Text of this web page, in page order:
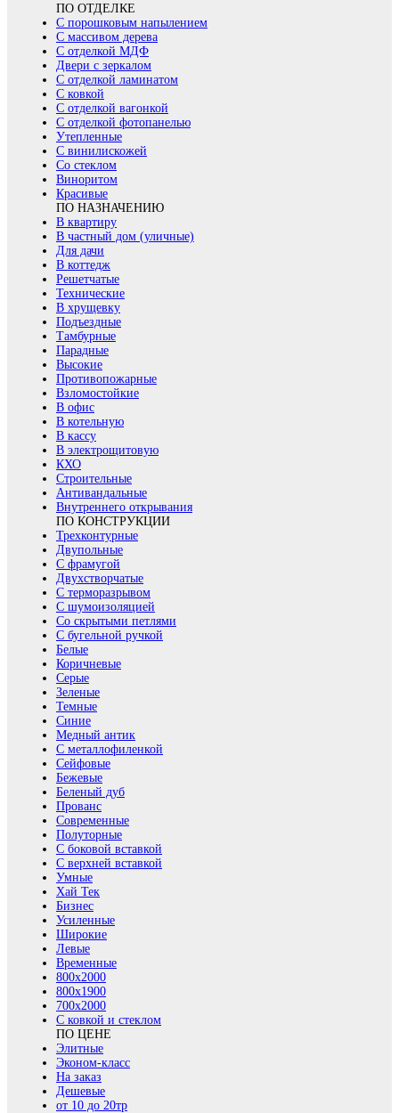
ПО ОТДЕЛКЕ
С порошковым напылением
С массивом дерева
С отделкой МДФ
Двери с зеркалом
С отделкой ламинатом
С ковкой
С отделкой вагонкой
С отделкой фотопанелью
Утепленные
С винилискожей
Со стеклом
Виноритом
Красивые
ПО НАЗНАЧЕНИЮ
В квартиру
В частный дом (уличные)
Для дачи
В коттедж
Решетчатые
Технические
В хрущевку
Подъездные
Тамбурные
Парадные
Высокие
Противопожарные
Взломостойкие
В офис
В котельную
В кассу
В электрощитовую
КХО
Строительные
Антивандальные
Внутреннего открывания
ПО КОНСТРУКЦИИ
Трехконтурные
Двупольные
С фрамугой
Двухстворчатые
С терморазрывом
С шумоизоляцией
Со скрытыми петлями
С бугельной ручкой
Белые
Коричневые
Серые
Зеленые
Темные
Синие
Медный антик
С металлофиленкой
Сейфовые
Бежевые
Беленый дуб
Прованс
Современные
Полуторные
С боковой вставкой
С верхней вставкой
Умные
Хай Тек
Бизнес
Усиленные
Широкие
Левые
Временные
800х2000
800x1900
700x2000
С ковкой и стеклом
ПО ЦЕНЕ
Элитные
Эконом-класс
На заказ
Дешевые
от 10 до 20тр